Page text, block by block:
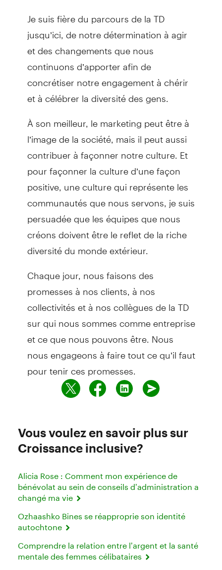
Je suis fière du parcours de la TD
jusqu’ici, de notre détermination à agir
et des changements que nous
continuons d’apporter afin de
concrétiser notre engagement à chérir
et à célébrer la diversité des gens.
À son meilleur, le marketing peut être à
l’image de la société, mais il peut aussi
contribuer à façonner notre culture. Et
pour façonner la culture d’une façon
positive, une culture qui représente les
communautés que nous servons, je suis
persuadée que les équipes que nous
créons doivent être le reflet de la riche
diversité du monde extérieur.
Chaque jour, nous faisons des
promesses à nos clients, à nos
collectivités et à nos collègues de la TD
sur qui nous sommes comme entreprise
et ce que nous pouvons être. Nous
nous engageons à faire tout ce qu’il faut
pour tenir ces promesses.
Vous voulez en savoir plus sur
Croissance inclusive?
Alicia Rose : Comment mon expérience de
bénévolat au sein de conseils d’administration a
changé ma vie
Ozhaashko Bines se réapproprie son identité
autochtone
Comprendre la relation entre l’argent et la santé
mentale des femmes célibataires